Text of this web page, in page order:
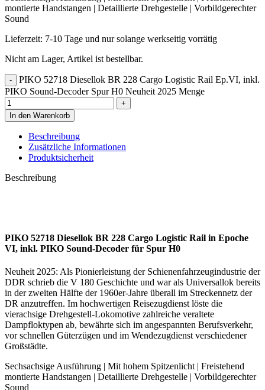
montierte Handstangen | Detaillierte Drehgestelle | Vorbildgerechter
Sound
Lieferzeit: 7-10 Tage und nur solange werkseitig vorrätig
Nicht am Lager, Artikel ist bestellbar.
PIKO 52718 Diesellok BR 228 Cargo Logistic Rail Ep.VI, inkl.
PIKO Sound-Decoder Spur H0 Neuheit 2025 Menge
In den Warenkorb
Beschreibung
Zusätzliche Informationen
Produktsicherheit
Beschreibung
PIKO 52718 Diesellok BR 228 Cargo Logistic Rail in Epoche
VI, inkl. PIKO Sound-Decoder für Spur H0
Neuheit 2025: Als Pionierleistung der Schienenfahrzeugindustrie der
DDR schrieb die V 180 Geschichte und war als Universallok bereits
in der zweiten Hälfte der 1960er-Jahre überall im Streckennetz der
DR anzutreffen. Im hochwertigen Reisezugdienst löste die
vierachsige Drehgestell-Lokomotive zahlreiche veraltete
Dampfloktypen ab, bewährte sich im angespannten Berufsverkehr,
vor schnellen Güterzügen und im Wendezugdienst verschiedener
Großstädte.
Sechsachsige Ausführung | Mit hohem Spitzenlicht | Freistehend
montierte Handstangen | Detaillierte Drehgestelle | Vorbildgerechter
Sound